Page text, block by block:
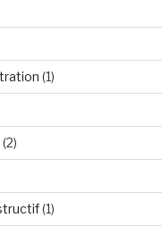
(1)
(2)
(1)